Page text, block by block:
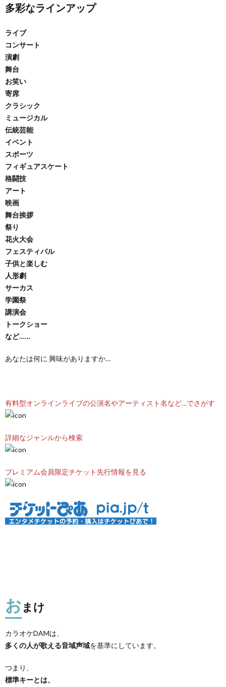
多彩なラインアップ
ライブ
コンサート
演劇
舞台
お笑い
寄席
クラシック
ミュージカル
伝統芸能
イベント
スポーツ
フィギュアスケート
格闘技
アート
映画
舞台挨拶
祭り
花火大会
フェスティバル
子供と楽しむ
人形劇
サーカス
学園祭
講演会
トークショー
など……
あなたは何に 興味がありますか…
有料型オンラインライブの公演名やアーティスト名など…でさがす
詳細なジャンルから検索
プレミアム会員限定チケット先行情報を見る
おまけ
カラオケDAMは、
多くの人が歌える音域声域を基準にしています。
つまり、
標準キーとは、